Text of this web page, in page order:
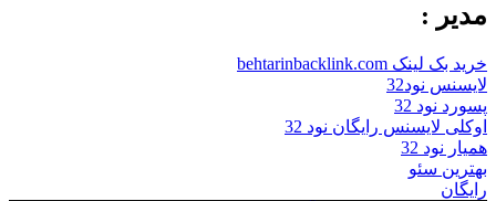
مدیر :
خرید بک لینک behtarinbacklink.com
لایسنس نود32
پسورد نود 32
اوکلی لایسنس رایگان نود 32
همیار نود 32
بهترین سئو
رایگان